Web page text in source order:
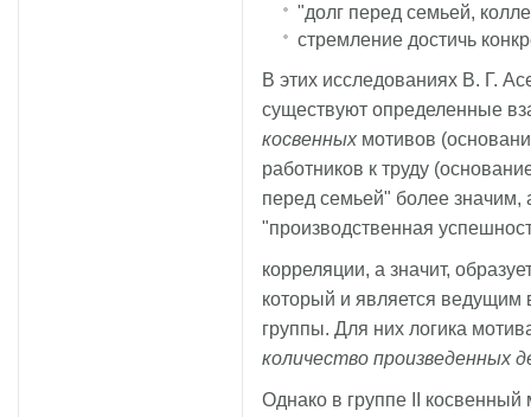
"долг перед семьей,
стремление достичь
В этих исследованиях В. Г.
существуют определенные
косвенных мотивов
работников к труду
перед семьей" более значим,
"производственная
корреляции, а значит,
который и является ведущим
группы. Для них логика
количество произведенных
Однако в группе II косвенный